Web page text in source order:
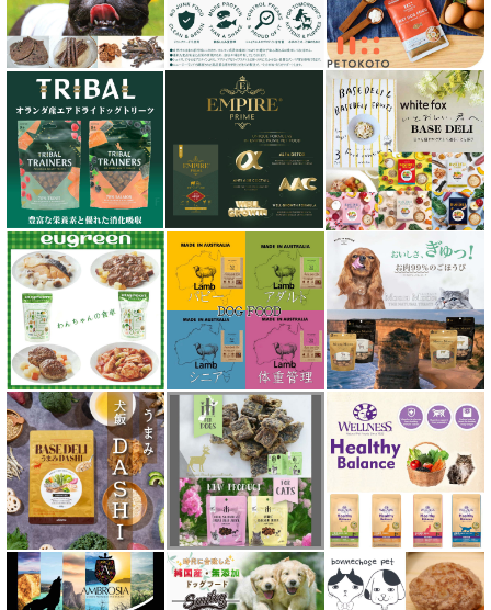
シェフ SHEF
シグネチャー７（Signature7）正規輸入品
シシア Schesir
獣医さん推奨シリーズ
シルクフル SILKFULL
ジーランディア Zealandia
スマイリー Smiley
ソウルメイト SoulMate
ソリッドゴールド Solid Gold
ディアブロ（Deer Blow）
テラカニス TerraCanis
テラフェリス TerraFelis
テラカニス ハーバルヒーローズ